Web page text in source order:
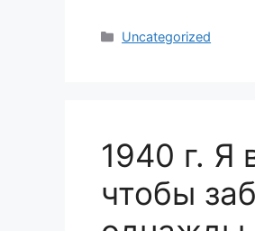
Categories
Uncategorized
1940 г. Я
чтобы